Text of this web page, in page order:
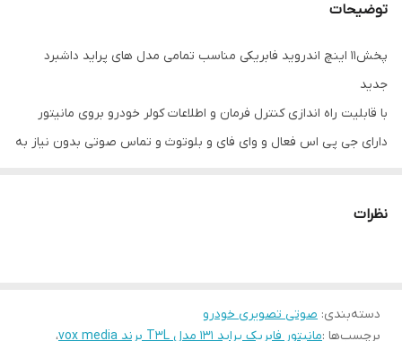
توضیحات
پخش11 اینچ اندروید فابریکی مناسب تمامی مدل های پراید داشبرد
جدید
با قابلیت راه اندازی کنترل فرمان و اطلاعات کولر خودرو بروی مانیتور
دارای جی پی اس فعال و وای فای و بلوتوث و تماس صوتی بدون نیاز به
میباشد
16باند لول اکولایزر دارد و سیستم خروجی 6 ولتی میباشد
نظرات
دسته‌بندی: صوتی تصویری خودرو
برچسب‌ها :مانیتور فابریک پراید 131 مدل T3L برند vox media ،